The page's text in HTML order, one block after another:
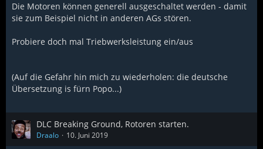
Die Motoren können generell ausgeschaltet werden - damit
sie zum Beispiel nicht in anderen AGs stören.
Probiere doch mal Triebwerksleistung ein/aus
(Auf die Gefahr hin mich zu wiederholen: die deutsche
Übersetzung is fürn Popo...)
DLC Breaking Ground, Rotoren starten.
Draalo 10. Juni 2019